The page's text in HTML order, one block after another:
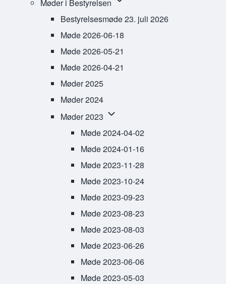
Møder i Bestyrelsen
Bestyrelsesmøde 23. juli 2026
Møde 2026-06-18
Møde 2026-05-21
Møde 2026-04-21
Møder 2025
Møder 2024
Møder 2023 Møder 2023 sub-navigation
Møde 2024-04-02
Møde 2024-01-16
Møde 2023-11-28
Møde 2023-10-24
Møde 2023-09-23
Møde 2023-08-23
Møde 2023-08-03
Møde 2023-06-26
Møde 2023-06-06
Møde 2023-05-03